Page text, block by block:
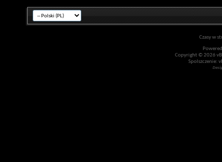
Czasy w
Copyright © 2026
Spolszczenie: